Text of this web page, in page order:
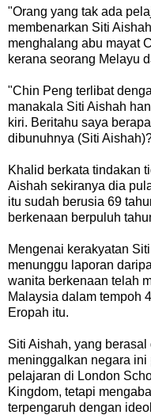
"Orang yang tak ada
membenarkan Siti
menghalang abu mayat
kerana seorang Melayu
"Chin Peng terlibat
manakala Siti Aishah
kiri. Beritahu saya
dibunuhnya (Siti
Khalid berkata tindakan
Aishah sekiranya dia
itu sudah berusia 69
berkenaan berpuluh
Mengenai kerakyatan
menunggu laporan
wanita berkenaan telah
Malaysia dalam tempoh
Eropah itu.
Siti Aishah, yang
meninggalkan negara
pelajaran di London
Kingdom, tetapi
terpengaruh dengan